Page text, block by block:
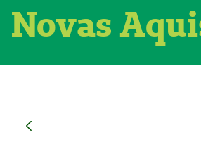
Novas